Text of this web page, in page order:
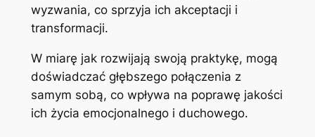
wyzwania, co sprzyja ich akceptacji i
transformacji.
W miarę jak rozwijają swoją praktykę, mogą
doświadczać głębszego połączenia z
samym sobą, co wpływa na poprawę jakości
ich życia emocjonalnego i duchowego.